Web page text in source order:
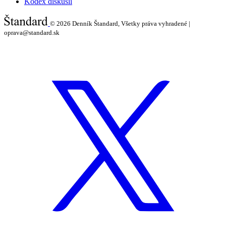
© 2026 Denník Štandard, Všetky práva vyhradené |
oprava@standard.sk